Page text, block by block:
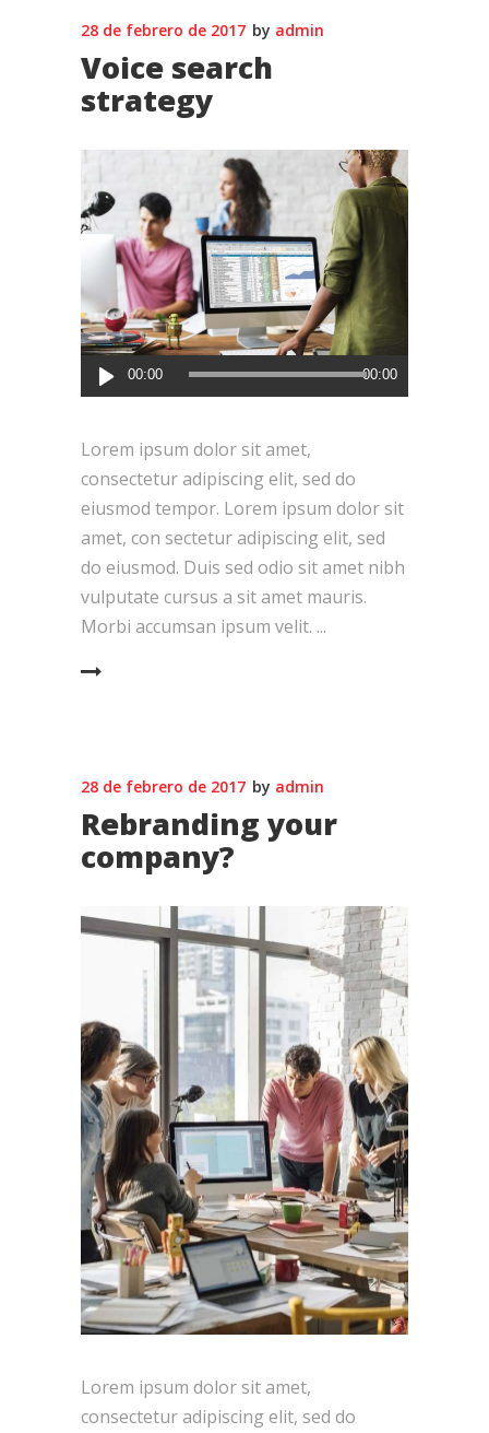
28 de febrero de 2017 by admin
Voice search
strategy
Reproductor
de
00:00 00:00
Lorem ipsum dolor sit amet,
consectetur adipiscing elit, sed do
eiusmod tempor. Lorem ipsum dolor sit
amet, con sectetur adipiscing elit, sed
do eiusmod. Duis sed odio sit amet nibh
vulputate cursus a sit amet mauris.
Morbi accumsan ipsum velit.
28 de febrero de 2017 by admin
Rebranding your
company?
Lorem ipsum dolor sit amet,
consectetur adipiscing elit, sed do